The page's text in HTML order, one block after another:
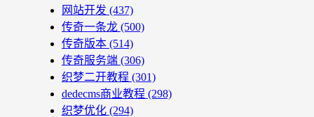
网站开发 (437)
传奇一条龙 (500)
传奇版本 (514)
传奇服务端 (306)
织梦二开教程 (301)
dedecms商业教程 (298)
织梦优化 (294)